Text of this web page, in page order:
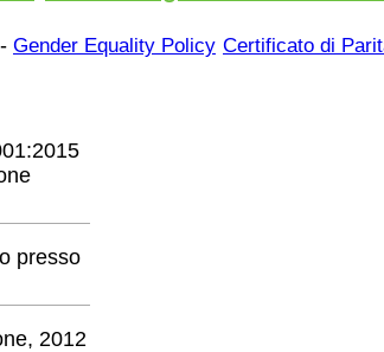
- Gender Equality Policy Certificato di
presso
2012